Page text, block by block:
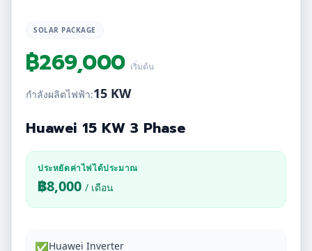
SOLAR PACKAGE
฿269,000 เริ่มต้น
กำลังผลิตไฟฟ้า:15 KW
Huawei 15 KW 3 Phase
ประหยัดค่าไฟได้ประมาณ
฿8,000 / เดือน
✅Huawei Inverter